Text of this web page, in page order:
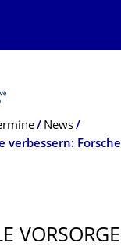
News
VORSORGE